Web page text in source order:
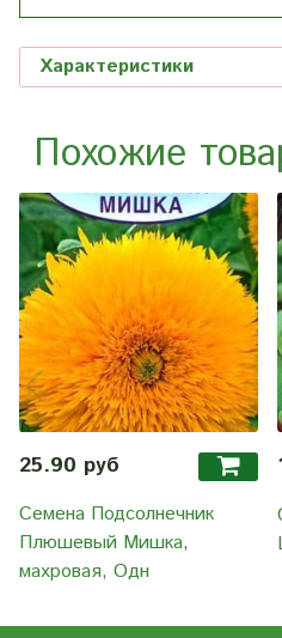
Характеристики
Похожие
25.90 руб
Семена Подсолнечник
Плюшевый Мишка,
махровая, Одн